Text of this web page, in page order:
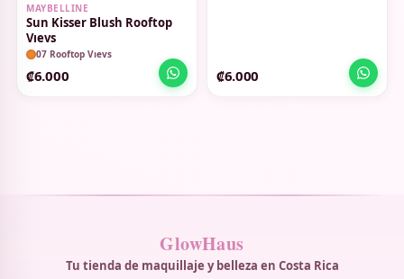
MAYBELLINE
Sun Kisser Blush Rooftop
Vıevs
07 Rooftop Vıevs
₡6.000 ₡6.000
GlowHaus
Tu tienda de maquillaje y belleza en Costa Rica